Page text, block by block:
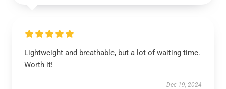
Lightweight and breathable, but a lot of waiting time.
Worth it!
Dec 19, 2024